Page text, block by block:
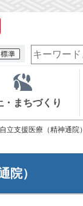
検
索
ー
ー
ド
・まちづくり
立支援医療（精神通院）
院）